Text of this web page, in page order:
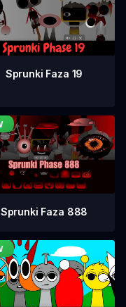
Sprunki Faza 19
Sprunki Faza 888